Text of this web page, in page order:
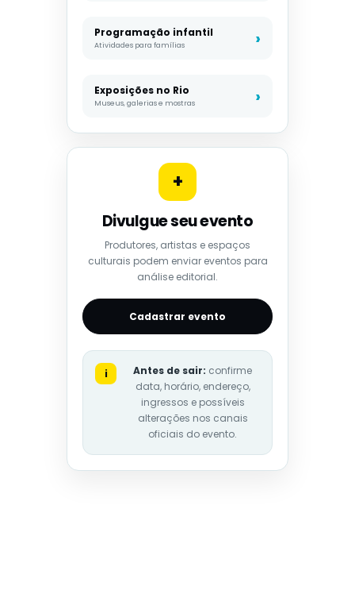
Programação infantil
Atividades para famílias
Exposições no Rio
Museus, galerias e mostras
+
Divulgue seu evento
Produtores, artistas e espaços
culturais podem enviar eventos para
análise editorial.
Cadastrar evento
i Antes de sair: confirme
data, horário, endereço,
ingressos e possíveis
alterações nos canais
oficiais do evento.